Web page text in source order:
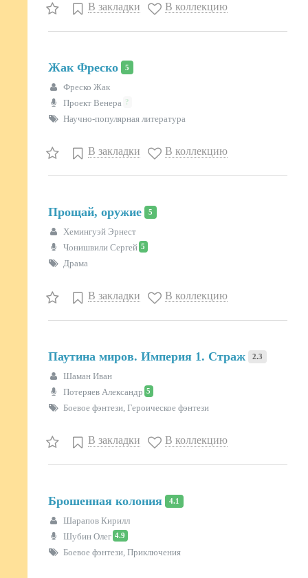
В закладки В коллекцию
Жак Фреско 5
Фреско Жак
Проект Венера ?
Научно-популярная литература
В закладки В коллекцию
Прощай, оружие 5
Хемингуэй Эрнест
Чонишвили Сергей 5
Драма
В закладки В коллекцию
Паутина миров. Империя 1. Страж 2.3
Шаман Иван
Потеряев Александр 5
Боевое фэнтези, Героическое фэнтези
В закладки В коллекцию
Брошенная колония 4.1
Шарапов Кирилл
Шубин Олег 4.9
Боевое фэнтези, Приключения